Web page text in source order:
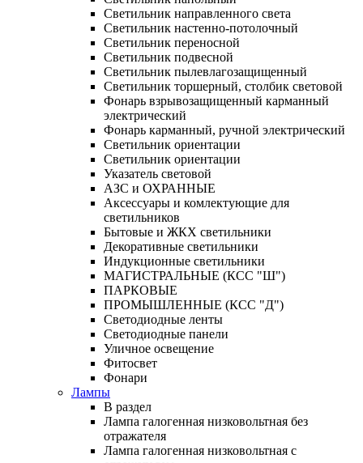
Светильник направленного света
Светильник настенно-потолочный
Светильник переносной
Светильник подвесной
Светильник пылевлагозащищенный
Светильник торшерный, столбик световой
Фонарь взрывозащищенный карманный
электрический
Фонарь карманный, ручной электрический
Светильник ориентации
Светильник ориентации
Указатель световой
АЗС и ОХРАННЫЕ
Аксессуары и комлектующие для
светильников
Бытовые и ЖКХ светильники
Декоративные светильники
Индукционные светильники
МАГИСТРАЛЬНЫЕ (КСС "Ш")
ПАРКОВЫЕ
ПРОМЫШЛЕННЫЕ (КСС "Д")
Светодиодные ленты
Светодиодные панели
Уличное освещение
Фитосвет
Фонари
Лампы
В раздел
Лампа галогенная низковольтная без
отражателя
Лампа галогенная низковольтная с